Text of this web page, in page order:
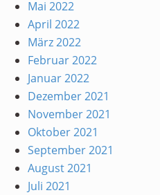
Mai 2022
April 2022
März 2022
Februar 2022
Januar 2022
Dezember 2021
November 2021
Oktober 2021
September 2021
August 2021
Juli 2021